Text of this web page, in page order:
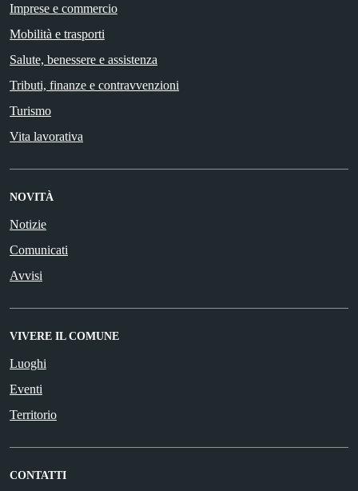
Imprese e commercio
Mobilità e trasporti
Salute, benessere e assistenza
Tributi, finanze e contravvenzioni
Turismo
Vita lavorativa
NOVITÀ
Notizie
Comunicati
Avvisi
VIVERE IL COMUNE
Luoghi
Eventi
Territorio
CONTATTI